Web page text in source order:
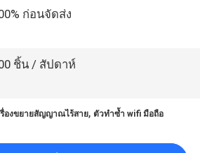
ก่อนจัดส่ง
ชิ้น / สัปดาห์
รื่องขยายสัญญาณไร้สาย, ตัวทำซ้ำ wifi มือถือ